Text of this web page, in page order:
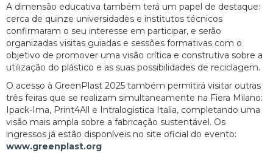
A dimensão educativa também terá um papel de destaque:
cerca de quinze universidades e institutos técnicos
confirmaram o seu interesse em participar, e serão
organizadas visitas guiadas e sessões formativas com o
objetivo de promover uma visão crítica e construtiva sobre a
utilização do plástico e as suas possibilidades de reciclagem.
O acesso à GreenPlast 2025 também permitirá visitar outras
três feiras que se realizam simultaneamente na Fiera Milano:
Ipack-Ima, Print4All e Intralogistica Italia, completando uma
visão mais ampla sobre a fabricação sustentável. Os
ingressos já estão disponíveis no site oficial do evento:
www.greenplast.org